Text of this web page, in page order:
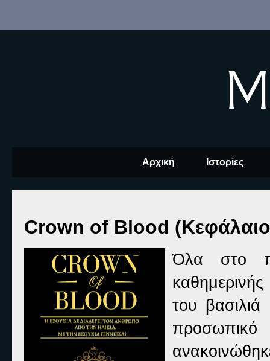
Αρχική Ιστορίες
Crown of Blood
Όλα στο
του
προσωπικό